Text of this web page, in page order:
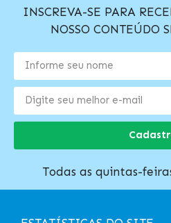
INSCREVA-SE PARA
NOSSO CONTEÚDO
Todas as quintas-